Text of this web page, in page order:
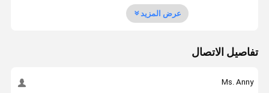
عرض المزيد
تفاصيل الاتصال
Ms. Anny